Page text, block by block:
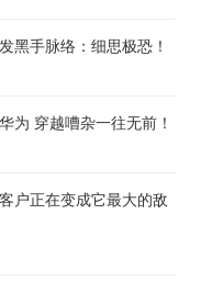
黑手脉络：细思极恐！
为 穿越嘈杂一往无前！
户正在变成它最大的敌